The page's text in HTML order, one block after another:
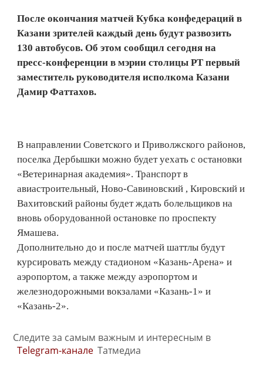
После окончания матчей Кубка конфедераций в
Казани зрителей каждый день будут развозить
130 автобусов. Об этом сообщил сегодня на
пресс-конференции в мэрии столицы РТ первый
заместитель руководителя исполкома Казани
Дамир Фаттахов.
В направлении Советского и Приволжского районов,
поселка Дербышки можно будет уехать с остановки
«Ветеринарная академия». Транспорт в
авиастроительный, Ново-Савиновский , Кировский и
Вахитовский районы будет ждать болельщиков на
вновь оборудованной остановке по проспекту
Ямашева.
Дополнительно до и после матчей шаттлы будут
курсировать между стадионом «Казань-Арена» и
аэропортом, а также между аэропортом и
железнодорожными вокзалами «Казань-1» и
«Казань-2».
Следите за самым важным и интересным в
Telegram-канале Татмедиа